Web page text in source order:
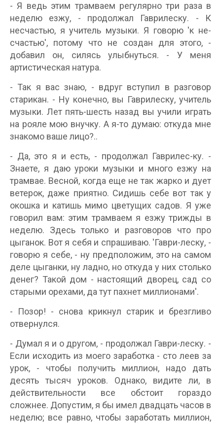
- Я ведь этим трамваем регулярно три раза в
неделю езжу, - продолжал Гаврилеску. - К
несчастью, я учитель музыки. Я говорю 'к не-
счастью', потому что не создан для этого, -
добавил он, силясь улыбнуться. - У меня
артистическая натура.
- Так я вас знаю, - вдруг вступил в разговор
старикан. - Ну конечно, вы Гаврилеску, учитель
музыки. Лет пять-шесть назад вы учили играть
на рояле мою внучку. А я-то думаю: откуда мне
знакомо ваше лицо?..
- Да, это я и есть, - продолжал Гаврилес-ку. -
Знаете, я даю уроки музыки и много езжу на
трамвае. Весной, когда еще не так жарко и дует
ветерок, даже приятно. Сидишь себе вот так у
окошка и катишь мимо цветущих садов. Я уже
говорил вам: этим трамваем я езжу трижды в
неделю. Здесь только и разговоров что про
цыганок. Вот я себя и спрашиваю. 'Гаври-леску, -
говорю я себе, - ну предположим, это на самом
деле цыганки, ну ладно, но откуда у них столько
денег? Такой дом - настоящий дворец, сад со
старыми орехами, да тут пахнет миллионами'.
- Позор! - снова крикнул старик и брезгливо
отвернулся.
- Думал я и о другом, - продолжал Гаври-леску. -
Если исходить из моего заработка - сто леев за
урок, - чтобы получить миллион, надо дать
десять тысяч уроков. Однако, видите ли, в
действительности все обстоит гораздо
сложнее. Допустим, я бы имел двадцать часов в
неделю; все равно, чтобы заработать миллион,